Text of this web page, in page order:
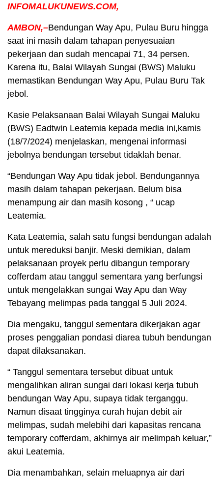
INFOMALUKUNEWS.COM,
AMBON,–Bendungan Way Apu, Pulau Buru hingga
saat ini masih dalam tahapan penyesuaian
pekerjaan dan sudah mencapai 71, 34 persen.
Karena itu, Balai Wilayah Sungai (BWS) Maluku
memastikan Bendungan Way Apu, Pulau Buru Tak
jebol.
Kasie Pelaksanaan Balai Wilayah Sungai Maluku
(BWS) Eadtwin Leatemia kepada media ini,kamis
(18/7/2024) menjelaskan, mengenai informasi
jebolnya bendungan tersebut tidaklah benar.
“Bendungan Way Apu tidak jebol. Bendungannya
masih dalam tahapan pekerjaan. Belum bisa
menampung air dan masih kosong , “ ucap
Leatemia.
Kata Leatemia, salah satu fungsi bendungan adalah
untuk mereduksi banjir. Meski demikian, dalam
pelaksanaan proyek perlu dibangun temporary
cofferdam atau tanggul sementara yang berfungsi
untuk mengelakkan sungai Way Apu dan Way
Tebayang melimpas pada tanggal 5 Juli 2024.
Dia mengaku, tanggul sementara dikerjakan agar
proses penggalian pondasi diarea tubuh bendungan
dapat dilaksanakan.
“ Tanggul sementara tersebut dibuat untuk
mengalihkan aliran sungai dari lokasi kerja tubuh
bendungan Way Apu, supaya tidak terganggu.
Namun disaat tingginya curah hujan debit air
melimpas, sudah melebihi dari kapasitas rencana
temporary cofferdam, akhirnya air melimpah keluar,”
akui Leatemia.
Dia menambahkan, selain meluapnya air dari